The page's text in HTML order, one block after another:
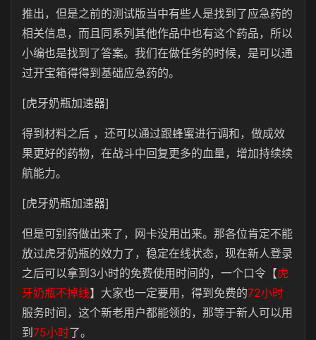
推出，但是之前的测试版当中有些人是找到了应急药的
相关信息，而且同系列其他作品中也有这个药品，所以
小编也是找到了答案。我们在做任务的时候，是可以通
过开宝箱得得到基础应急药的。
[虎牙奶瓶加速器]
得到材料之后 ，还可以通过跟蜂蜜进行调和，做成效
果更好的药物，在战斗中回复更多的血量，增加持续续
航能力。
[虎牙奶瓶加速器]
但是可别药做出来了，网卡没用出来。那各位肯定不能
放过虎牙奶瓶的效力了，稳定在线状态，现在新人登录
之后可以拿到3小时的免费使用时间的，一个口令【虎
牙奶瓶不掉线】大家也一定要用，得到免费的72小时
服务时间，这个新老用户都能领的，那等于新人可以用
到 75小时了。